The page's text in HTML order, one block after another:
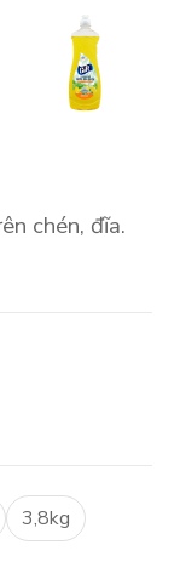
chén, đĩa.
3,8kg